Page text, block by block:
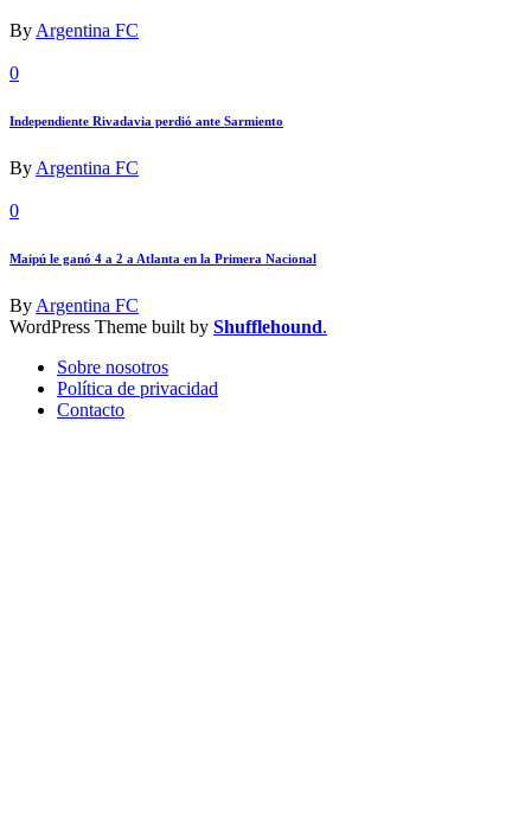
By Argentina FC
0
Independiente Rivadavia perdió ante Sarmiento
By Argentina FC
0
Maipú le ganó 4 a 2 a Atlanta en la Primera Nacional
By Argentina FC
WordPress Theme built by Shufflehound.
Sobre nosotros
Política de privacidad
Contacto